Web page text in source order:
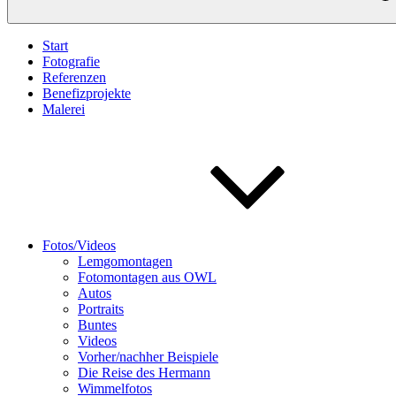
Start
Fotografie
Referenzen
Benefizprojekte
Malerei
Fotos/Videos
Lemgomontagen
Fotomontagen aus OWL
Autos
Portraits
Buntes
Videos
Vorher/nachher Beispiele
Die Reise des Hermann
Wimmelfotos